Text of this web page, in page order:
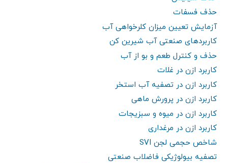
حذف فسفات
آزمایش تعیین میزان کلرخواهی آب
کاربردهای صنعتی آب شیرین کن
حذف و کنترل طعم و بو از آب
کاربرد ازن در غلات
کاربرد ازن در تصفیه آب استخر
کاربرد ازن در پرورش ماهی
کاربرد ازن در میوه و سبزیجات
کاربرد ازن در مرغداری
شاخص حجمی لجن SVI
تصفیه بیولوژیکی فاضلاب صنعتی